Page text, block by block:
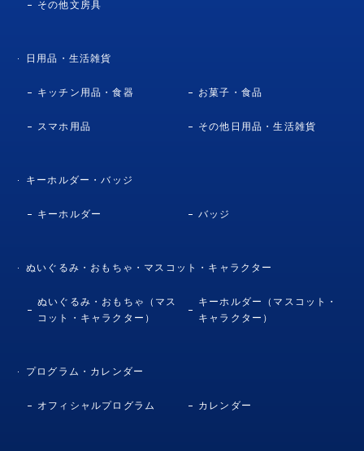
その他文房具
日用品・生活雑貨
キッチン用品・食器 お菓子・食品
スマホ用品 その他日用品・生活雑貨
キーホルダー・バッジ
キーホルダー バッジ
ぬいぐるみ・おもちゃ・マスコット・キャラクター
ぬいぐるみ・おもちゃ（マス
コット・キャラクター）
キーホルダー（マスコット・
キャラクター）
プログラム・カレンダー
オフィシャルプログラム カレンダー